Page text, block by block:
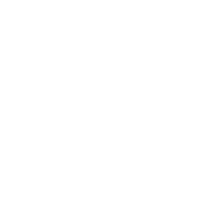
Entbindung und dem
sollten Sie sich als frisch
sich ganz auf sich und Ihr
speziellem Training den
bereits aus, und der
Übungen sind hier
Im Idealfall sollten Sie